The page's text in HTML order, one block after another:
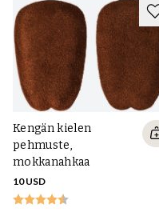
Kengän kielen
pehmuste,
mokkanahkaa
10 USD